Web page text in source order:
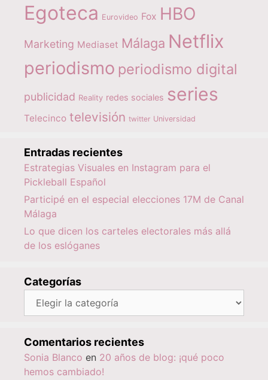
Egoteca Eurovideo Fox HBO
Marketing Mediaset Málaga Netflix
periodismo periodismo digital
publicidad Reality redes sociales series
Telecinco televisión twitter Universidad
Entradas recientes
Estrategias Visuales en Instagram para el
Pickleball Español
Participé en el especial elecciones 17M de Canal
Málaga
Lo que dicen los carteles electorales más allá
de los eslóganes
Categorías
Comentarios recientes
Sonia Blanco en 20 años de blog: ¡qué poco
hemos cambiado!